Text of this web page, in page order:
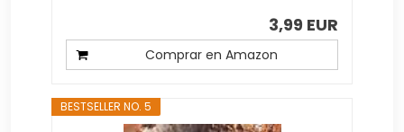
3,99 EUR
Comprar en Amazon
BESTSELLER NO. 5